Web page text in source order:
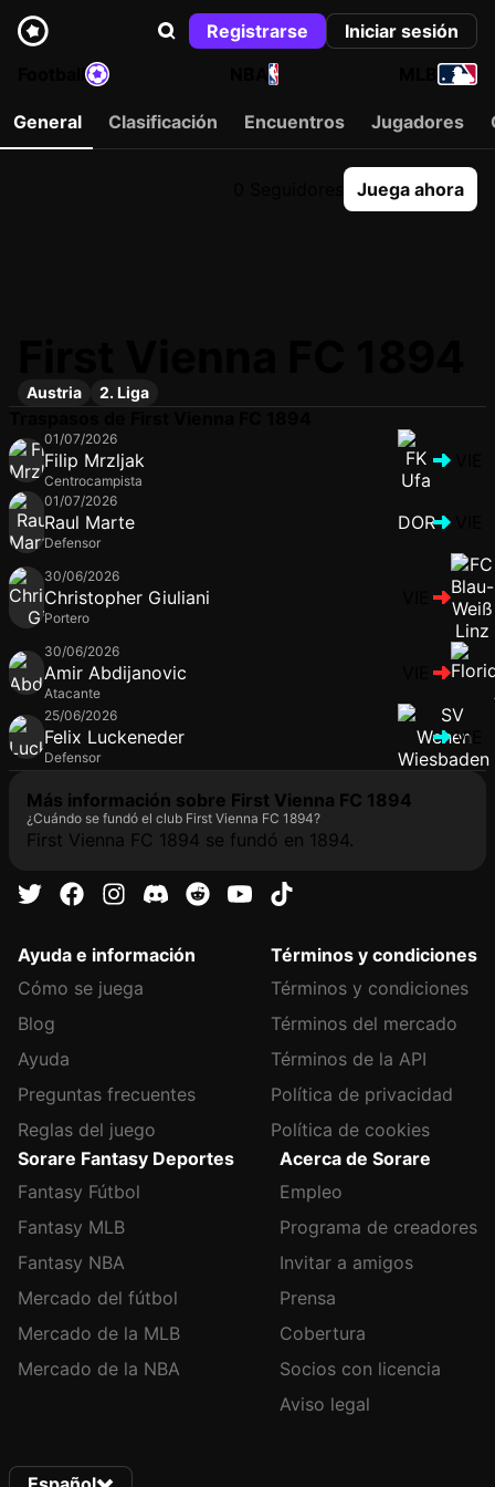
Registrarse
Iniciar sesión
NBA
General Clasificación Encuentros Jugadores
Juega ahora
Austria 2. Liga
01/07/2026
Filip Mrzljak
Centrocampista
01/07/2026
Raul Marte
Defensor
DOR
30/06/2026
Christopher Giuliani
Portero
30/06/2026
Amir Abdijanovic
Atacante
25/06/2026
Felix Luckeneder
Defensor
VIE
Más información sobre First Vienna FC 1894
¿Cuándo se fundó el club First Vienna FC 1894?
First Vienna FC 1894 se fundó en 1894.
Ayuda e información
Cómo se juega
Blog
Ayuda
Preguntas frecuentes
Reglas del juego
Términos y condiciones
Términos y condiciones
Términos del mercado
Términos de la API
Política de privacidad
Política de cookies
Sorare Fantasy Deportes
Fantasy Fútbol
Fantasy MLB
Fantasy NBA
Mercado del fútbol
Mercado de la MLB
Mercado de la NBA
Acerca de Sorare
Empleo
Programa de creadores
Invitar a amigos
Prensa
Cobertura
Socios con licencia
Aviso legal